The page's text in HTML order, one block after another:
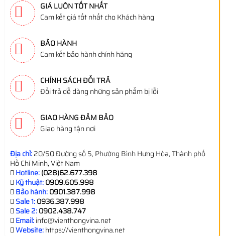
GIÁ LUÔN TỐT NHẤT
Cam kết giá tốt nhất cho Khách hàng
BẢO HÀNH
Cam kết bảo hành chính hãng
CHÍNH SÁCH ĐỔI TRẢ
Đổi trả dễ dàng những sản phẩm bị lỗi
GIAO HÀNG ĐẢM BẢO
Giao hàng tận nơi
Địa chỉ:20/50 Đường số 5, Phường Bình Hưng Hòa, Thành phố
Hồ Chí Minh, Việt Nam
Hotline:(028)62.677.398
Kỹ thuật:0909.605.998
Bảo hành:0901.387.998
Sale 1:0936.387.998
Sale 2:0902.438.747
Email:info@vienthongvina.net
Website:https://vienthongvina.net